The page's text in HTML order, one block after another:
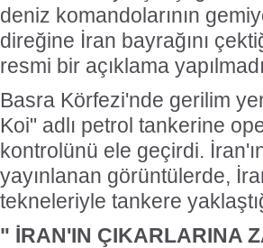
deniz komandolarının
direğine İran bayrağını
resmi bir açıklama
Basra Körfezi'nde gerilim
Koi" adlı petrol tankerine
kontrolünü ele geçirdi.
yayınlanan görüntülerde,
tekneleriyle tankere
" İRAN'IN ÇIKARLARINA